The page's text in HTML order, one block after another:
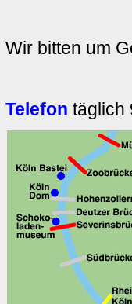
Wir bitten um
Telefon täglich